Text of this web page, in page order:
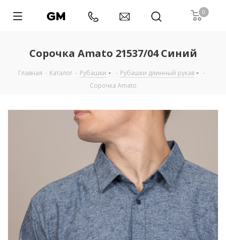
0
Сорочка Amato 21537/04 Синий
Главная - Каталог - Рубашки - Рубашки длинный рукав
-
Сорочка Amato